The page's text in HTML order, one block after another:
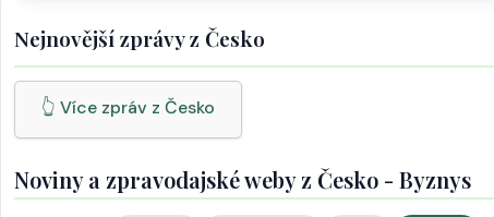
Nejnovější zprávy z Česko
👆 Více zpráv z Česko
Noviny a zpravodajské weby z Česko - Byznys